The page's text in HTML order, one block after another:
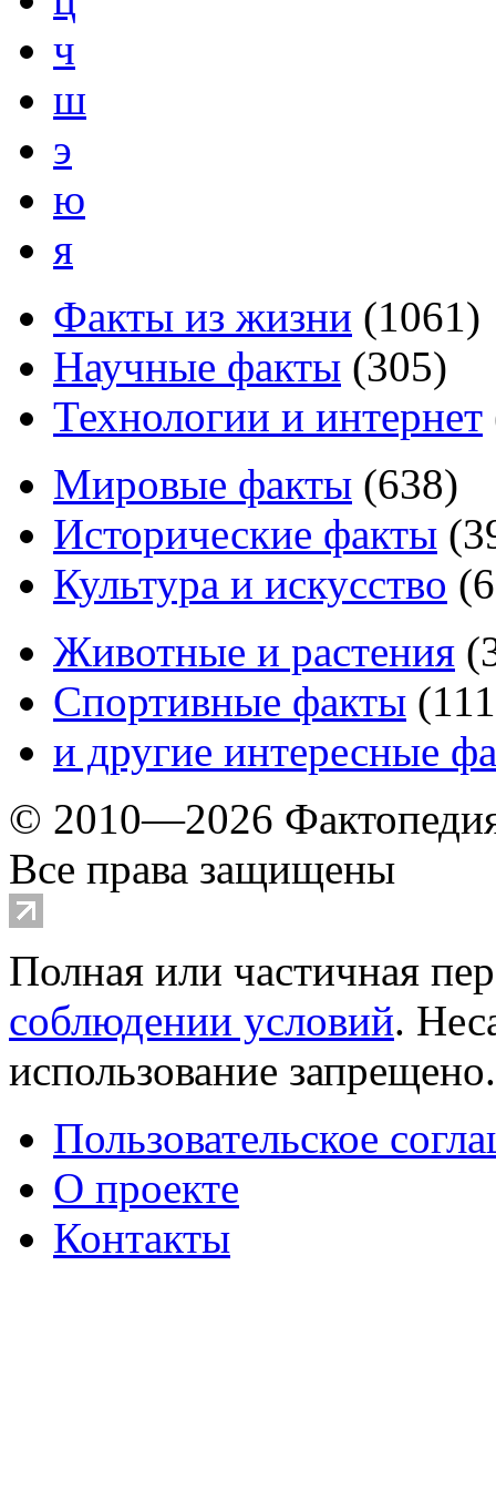
ч
ш
э
ю
я
Факты из жизни (1061)
Научные факты (305)
Технологии и интернет
Мировые факты (638)
Исторические факты (
Культура и искусство (
Животные и растения (
Спортивные факты (111
и другие интересные
© 2010—2026
Все права защищены
Полная или частичная
соблюдении условий.
использование
Пользовательское
О проекте
Контакты